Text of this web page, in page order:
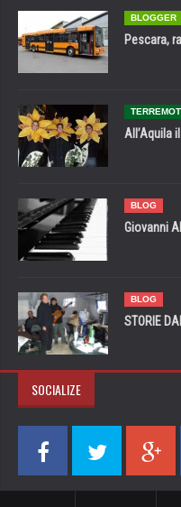
BLOGGER
Pescara,
All’Aquila
BLOG
Giovanni
BLOG
STORIE
SOCIALIZE